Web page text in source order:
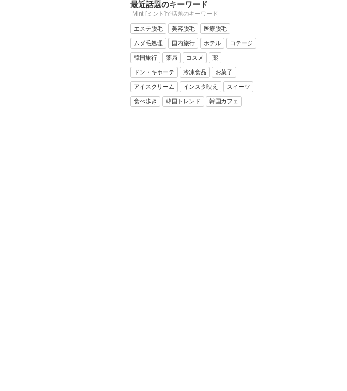
最近話題のキーワード
-Mint-[ミント]で話題のキーワード
エステ脱毛 美容脱毛 医療脱毛
ムダ毛処理 国内旅行 ホテル コテージ
韓国旅行 薬局 コスメ 薬
ドン・キホーテ 冷凍食品 お菓子
アイスクリーム インスタ映え スイーツ
食べ歩き 韓国トレンド 韓国カフェ